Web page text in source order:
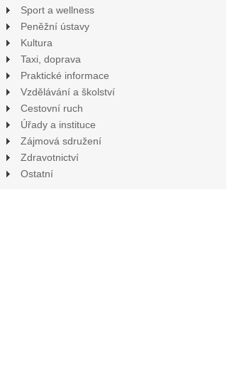
Sport a wellness
Peněžní ústavy
Kultura
Taxi, doprava
Praktické informace
Vzdělávání a školství
Cestovní ruch
Úřady a instituce
Zájmová sdružení
Zdravotnictví
Ostatní